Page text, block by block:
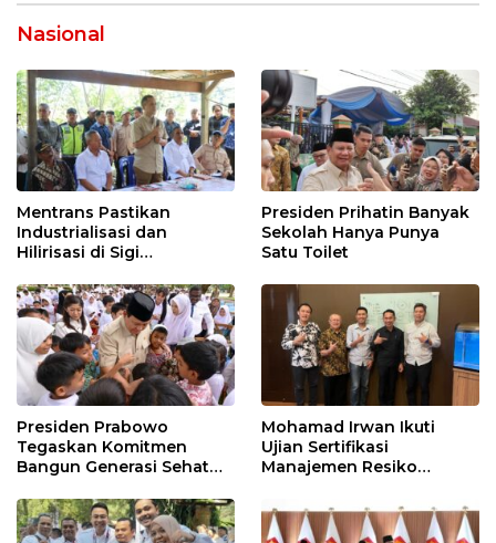
Nasional
Mentrans Pastikan
Industrialisasi dan
Hilirisasi di Sigi
Perekonomian Daerah
Presiden Prihatin Banyak
Sekolah Hanya Punya
Satu Toilet
Presiden Prabowo
Tegaskan Komitmen
Bangun Generasi Sehat
Mohamad Irwan Ikuti
Ujian Sertifikasi
Manajemen Resiko